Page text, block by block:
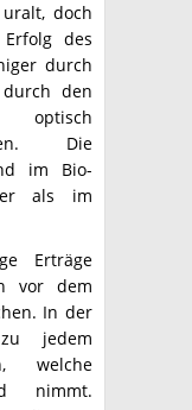
doch
des
durch
den
optisch
Die
im Bio-
als im
Erträge
vor dem
In der
jedem
welche
nimmt.